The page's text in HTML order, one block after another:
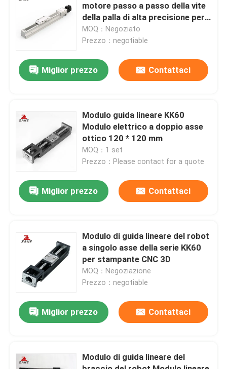
Casa
Chi siamo
Controllo di qualità
Contattaci
notizie
Tutti i casi
Guida lineare
motore passo a passo della vite
della palla di alta precisione per
la macchina di CNC
MOQ：Negoziato
Prezzo：negotiable
Miglior prezzo Contattaci
Modulo guida lineare KK60
Modulo elettrico a doppio asse
ottico 120 * 120 mm
MOQ：1 set
Prezzo：Please contact for a quote
Miglior prezzo Contattaci
Modulo di guida lineare del robot
a singolo asse della serie KK60
per stampante CNC 3D
MOQ：Negoziazione
Prezzo：negotiable
Miglior prezzo Contattaci
Modulo di guida lineare del